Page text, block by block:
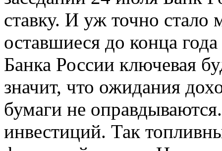
ставку. И уж точно
оставшиеся до конца
Банка России ключевая
значит, что ожидания
бумаги не
инвестиций. Так